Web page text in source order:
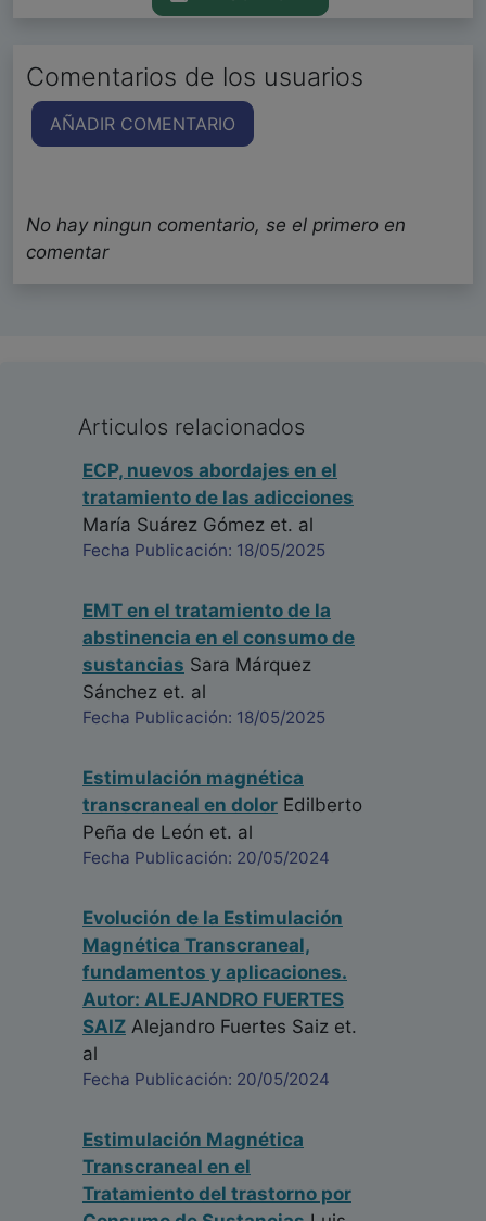
Comentarios de los usuarios
AÑADIR COMENTARIO
No hay ningun comentario, se el primero en
comentar
Articulos relacionados
ECP, nuevos abordajes en el
tratamiento de las adicciones
María Suárez Gómez et. al
Fecha Publicación: 18/05/2025
EMT en el tratamiento de la
abstinencia en el consumo de
sustancias Sara Márquez
Sánchez et. al
Fecha Publicación: 18/05/2025
Estimulación magnética
transcraneal en dolor Edilberto
Peña de León et. al
Fecha Publicación: 20/05/2024
Evolución de la Estimulación
Magnética Transcraneal,
fundamentos y aplicaciones.
Autor: ALEJANDRO FUERTES
SAIZ Alejandro Fuertes Saiz et.
al
Fecha Publicación: 20/05/2024
Estimulación Magnética
Transcraneal en el
Tratamiento del trastorno por